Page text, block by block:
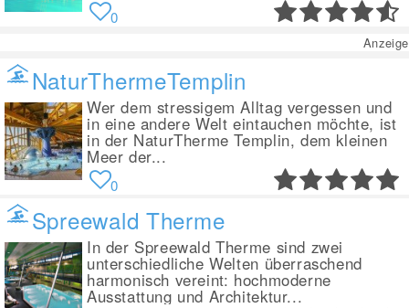
0
Anzeige
NaturThermeTemplin
Wer dem stressigem Alltag vergessen und
in eine andere Welt eintauchen möchte, ist
in der NaturTherme Templin, dem kleinen
Meer der...
0
Spreewald Therme
In der Spreewald Therme sind zwei
unterschiedliche Welten überraschend
harmonisch vereint: hochmoderne
Ausstattung und Architektur...